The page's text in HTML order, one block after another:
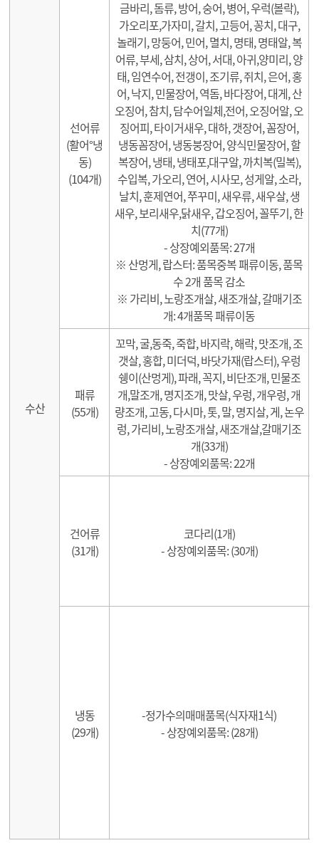
수산
선어류
(활어°냉
동)
(104개)
금바리, 돔류, 방어, 숭어, 병어, 우럭(볼락),
가오리포,가자미, 갈치, 고등어, 꽁치, 대구,
놀래기, 망둥어, 민어, 멸치, 명태, 명태알, 복
어류, 부세, 삼치, 상어, 서대, 아귀,양미리, 양
태, 임연수어, 전갱이, 조기류, 쥐치, 은어, 홍
어, 낙지, 민물장어, 역돔, 바다장어, 대게, 산
오징어, 참치, 담수어일체,전어, 오징어알, 오
징어피, 타이거새우, 대하, 갯장어, 꼼장어,
냉동꼼장어, 냉동붕장어, 양식민물장어, 할
복장어, 냉태, 냉태포,대구알, 까치복(밀복),
수입복, 가오리, 연어, 시사모, 성게알, 소라,
날치, 훈제연어, 쭈꾸미, 새우류, 새우살, 생
새우, 보리새우,닭새우, 갑오징어, 꼴뚜기, 한
치(77개)
- 상장예외품목: 27개
※ 산멍게, 랍스터: 품목중복 패류이동, 품목
수 2개 품목 감소
※ 가리비, 노랑조개살, 새조개살, 갈매기조
개: 4개품목 패류이동
패류
(55개)
꼬막, 굴,동죽, 죽합, 바지락, 해락, 맛조개, 조
갯살, 홍합, 미더덕, 바닷가재(랍스터), 우렁
쉥이(산멍게), 파래, 꼭지, 비단조개, 민물조
개,말조개, 명지조개, 맛살, 우렁, 개우렁, 개
량조개, 고동, 다시마, 톳, 말, 명지살, 게, 논우
렁, 가리비, 노랑조개살, 새조개살,갈매기조
개(33개)
- 상장예외품목: 22개
건어류
(31개)
코다리(1개)
- 상장예외품목: (30개)
냉동
(29개)
-정가수의매매품목(식자재1식)
- 상장예외품목: (28개)